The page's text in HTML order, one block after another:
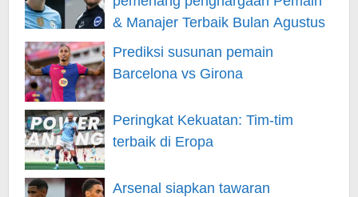
& Manajer Terbaik Bulan Agustus
Prediksi susunan pemain
Barcelona vs Girona
Peringkat Kekuatan: Tim-tim
terbaik di Eropa
Arsenal siapkan tawaran